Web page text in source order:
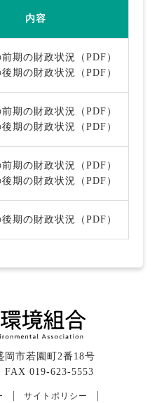
内容
期の財政状況（PDF）
期の財政状況（PDF）
期の財政状況（PDF）
期の財政状況（PDF）
期の財政状況（PDF）
期の財政状況（PDF）
期の財政状況（PDF）
岡市若園町2番18号
019-623-5553
サイトポリシー